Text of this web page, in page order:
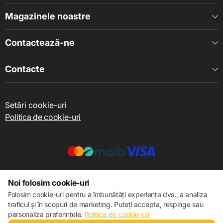
Magazinele noastre
Contactează-ne
Contacte
Setări cookie-uri
Politica de cookie-uri
Noi folosim cookie-uri
Folosim cookie-uri pentru a îmbunătăți experiența dvs., a analiza
traficul și în scopuri de marketing. Puteți accepta, respinge sau
personaliza preferințele. Politica de cookie-uri